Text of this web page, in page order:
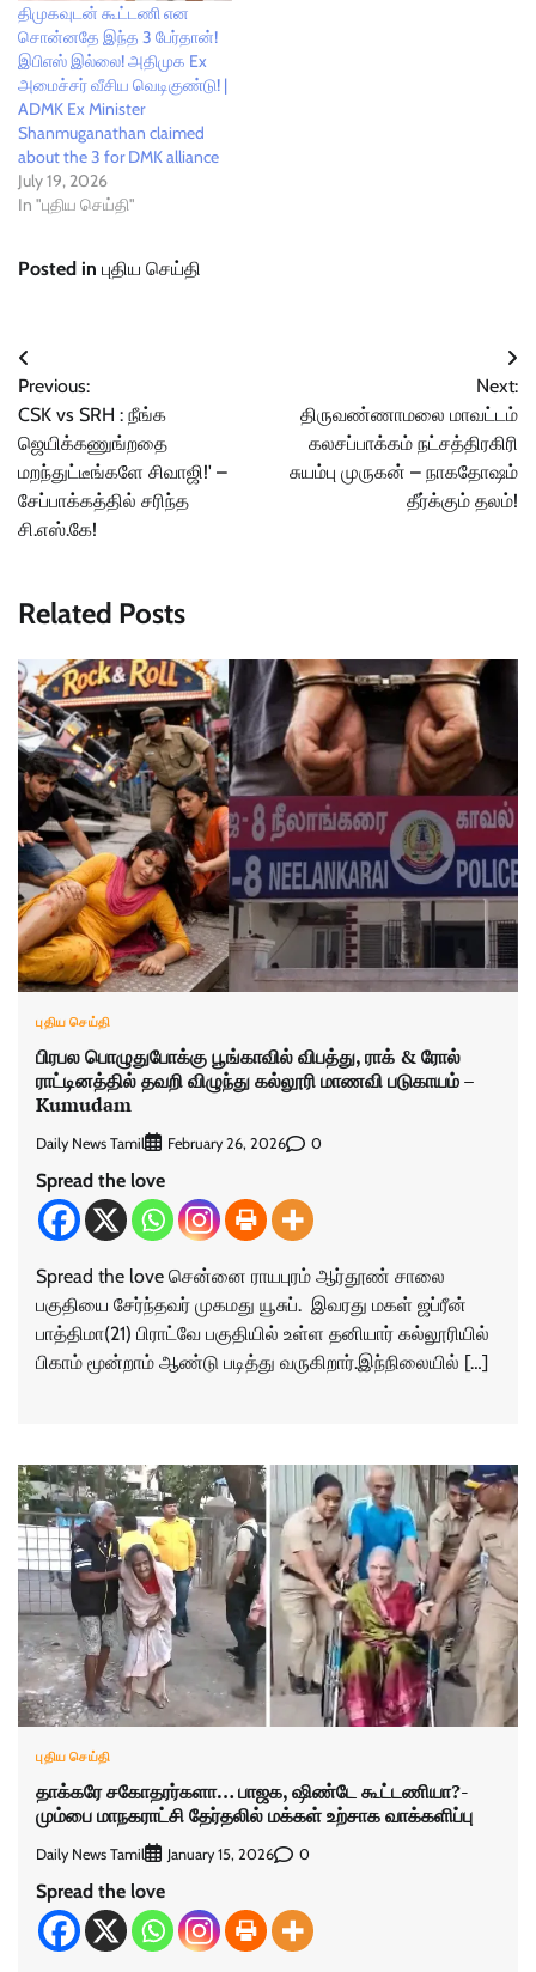
திமுகவுடன் கூட்டணி என
சொன்னதே இந்த 3 பேர்தான்!
இபிஎஸ் இல்லை! அதிமுக Ex
அமைச்சர் வீசிய வெடிகுண்டு! |
ADMK Ex Minister
Shanmuganathan claimed
about the 3 for DMK alliance
July 19, 2026
In "புதிய செய்தி"
Posted in புதிய செய்தி
Post
navigation
Previous:
CSK vs SRH : நீங்க
ஜெயிக்கணுங்றதை
மறந்துட்டீங்களே சிவாஜி!' –
சேப்பாக்கத்தில் சரிந்த
சி.எஸ்.கே!
Next:
திருவண்ணாமலை மாவட்டம்
கலசப்பாக்கம் நட்சத்திரகிரி
சுயம்பு முருகன் – நாகதோஷம்
தீர்க்கும் தலம்!
Related Posts
புதிய செய்தி
பிரபல பொழுதுபோக்கு பூங்காவில் விபத்து, ராக் & ரோல்
ராட்டினத்தில் தவறி விழுந்து கல்லூரி மாணவி படுகாயம் –
Kumudam
Daily News Tamil February 26, 2026 0
Spread the love
Spread the love சென்னை ராயபுரம் ஆர்தூண் சாலை
பகுதியை சேர்ந்தவர் முகமது யூசுப். இவரது மகள் ஜப்ரீன்
பாத்திமா(21) பிராட்வே பகுதியில் உள்ள தனியார் கல்லூரியில்
பிகாம் மூன்றாம் ஆண்டு படித்து வருகிறார்.இந்நிலையில் […]
புதிய செய்தி
தாக்கரே சகோதரர்களா… பாஜக, ஷிண்டே கூட்டணியா?-
மும்பை மாநகராட்சி தேர்தலில் மக்கள் உற்சாக வாக்களிப்பு
Daily News Tamil January 15, 2026 0
Spread the love